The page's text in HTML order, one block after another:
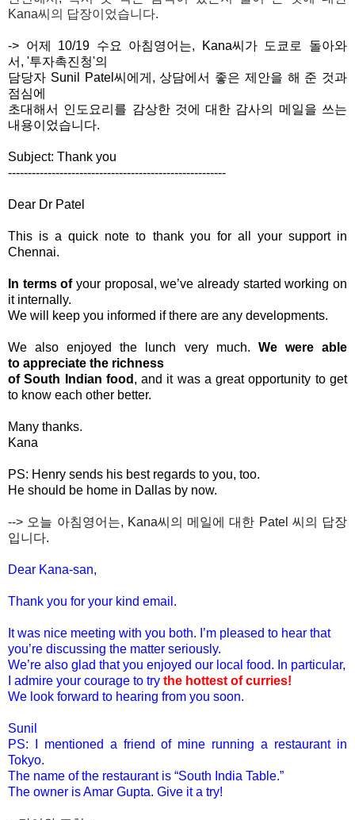
Kana씨의 답장이었습니다.
-> 어제 10/19 수요 아침영어는, Kana씨가 도쿄로 돌아와
서, '투자촉진청'의
담당자 Sunil Patel씨에게, 상담에서 좋은 제안을 해 준 것과
점심에
초대해서 인도요리를 감상한 것에 대한 감사의 메일을 쓰는
내용이었습니다.
Subject: Thank you
-------------------------------------------------------
Dear Dr Patel
This is a quick note to thank you for all your support in
Chennai.
In terms of your proposal, we’ve already started working on
it internally.
We will keep you informed if there are any developments.
We also enjoyed the lunch very much. We were able
to appreciate the richness
of South Indian food , and it was a great opportunity to get
to know each other better.
Many thanks.
Kana
PS: Henry sends his best regards to you, too.
He should be home in Dallas by now.
--> 오늘 아침영어는, Kana씨의 메일에 대한 Patel 씨의 답장
입니다.
Dear Kana-san,
Thank you for your kind email.
It was nice meeting with you both. I’m pleased to hear that
you’re discussing the matter seriously.
We’re also glad that you enjoyed our local food. In particular,
I admire your courage to try the hottest of curries!
We look forward to hearing from you soon.
Sunil
PS: I mentioned a friend of mine running a restaurant in
Tokyo.
The name of the restaurant is “South India Table.”
The owner is Amar Gupta. Give it a try!